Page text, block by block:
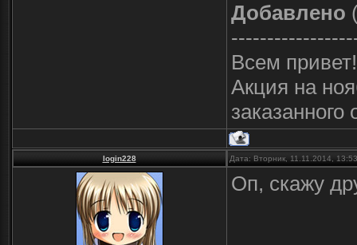
Добавлено
Всем привет!
Акция на
login228 Дата: Вторник, 11.11.2014,
Оп, скажу